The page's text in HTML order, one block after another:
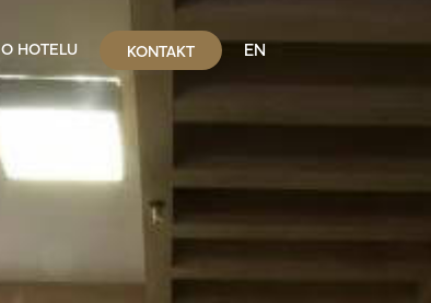
O HOTELU KONTAKT EN